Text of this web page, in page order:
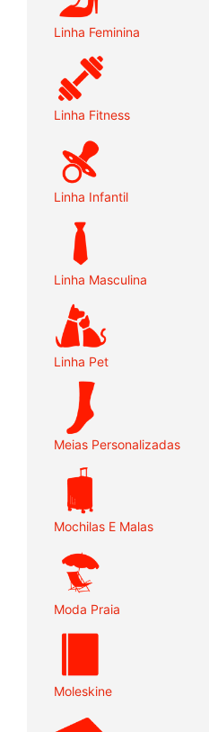
Linha Feminina
Linha Fitness
Linha Infantil
Linha Masculina
Linha Pet
Meias Personalizadas
Mochilas E Malas
Moda Praia
Moleskine